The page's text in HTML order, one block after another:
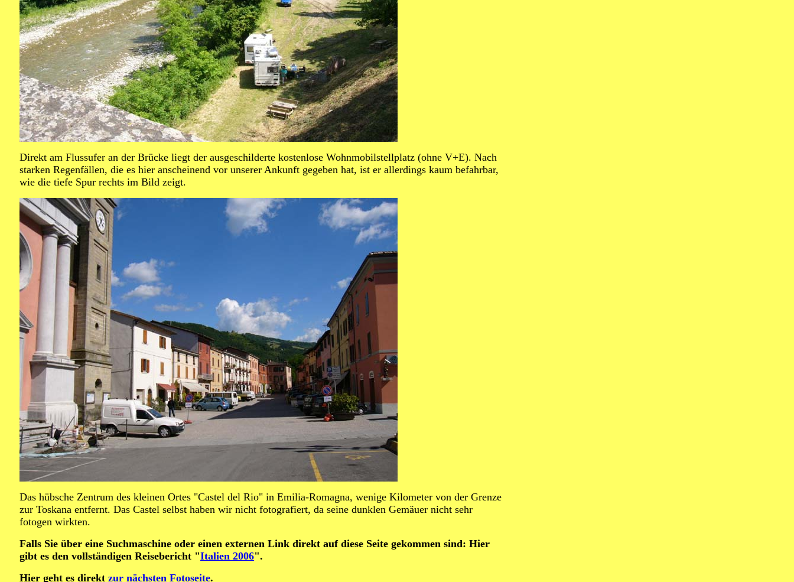
Direkt am Flussufer an der Brücke liegt der ausgeschilderte kostenlose Wohnmobilstellplatz (ohne V+E). Nach
starken Regenfällen, die es hier anscheinend vor unserer Ankunft gegeben hat, ist er allerdings kaum befahrbar,
wie die tiefe Spur rechts im Bild zeigt.
Das hübsche Zentrum des kleinen Ortes "Castel del Rio" in Emilia-Romagna, wenige Kilometer von der Grenze
zur Toskana entfernt. Das Castel selbst haben wir nicht fotografiert, da seine dunklen Gemäuer nicht sehr
fotogen wirkten.
Falls Sie über eine Suchmaschine oder einen externen Link direkt auf diese Seite gekommen sind: Hier
gibt es den vollständigen Reisebericht "Italien 2006".
Hier geht es direkt zur nächsten Fotoseite.